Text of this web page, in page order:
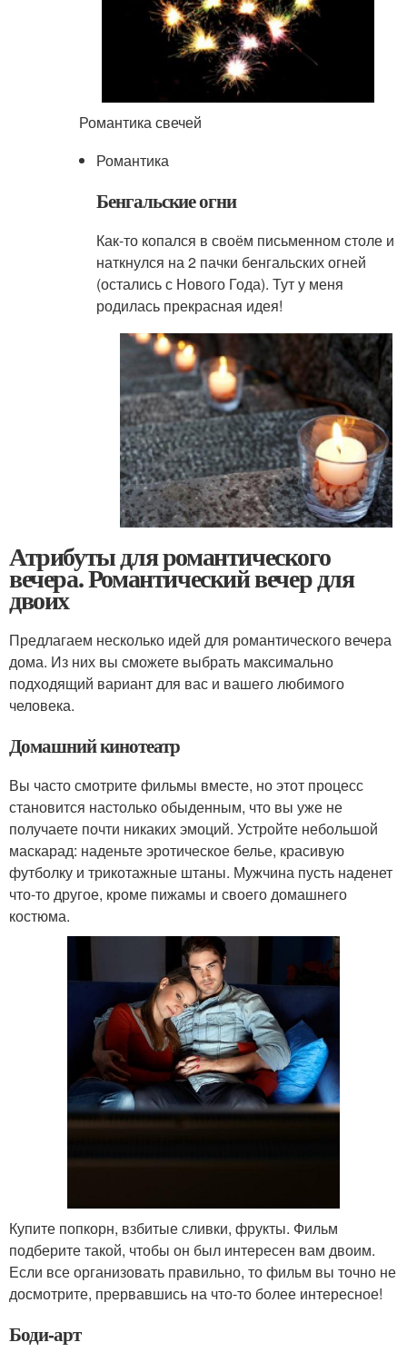
Романтика свечей
Романтика
Бенгальские огни
Как-то копался в своём письменном столе и
наткнулся на 2 пачки бенгальских огней
(остались с Нового Года). Тут у меня
родилась прекрасная идея!
Атрибуты для романтического
вечера. Романтический вечер для
двоих
Предлагаем несколько идей для романтического вечера
дома. Из них вы сможете выбрать максимально
подходящий вариант для вас и вашего любимого
человека.
Домашний кинотеатр
Вы часто смотрите фильмы вместе, но этот процесс
становится настолько обыденным, что вы уже не
получаете почти никаких эмоций. Устройте небольшой
маскарад: наденьте эротическое белье, красивую
футболку и трикотажные штаны. Мужчина пусть наденет
что-то другое, кроме пижамы и своего домашнего
костюма.
Купите попкорн, взбитые сливки, фрукты. Фильм
подберите такой, чтобы он был интересен вам двоим.
Если все организовать правильно, то фильм вы точно не
досмотрите, прервавшись на что-то более интересное!
Боди-арт